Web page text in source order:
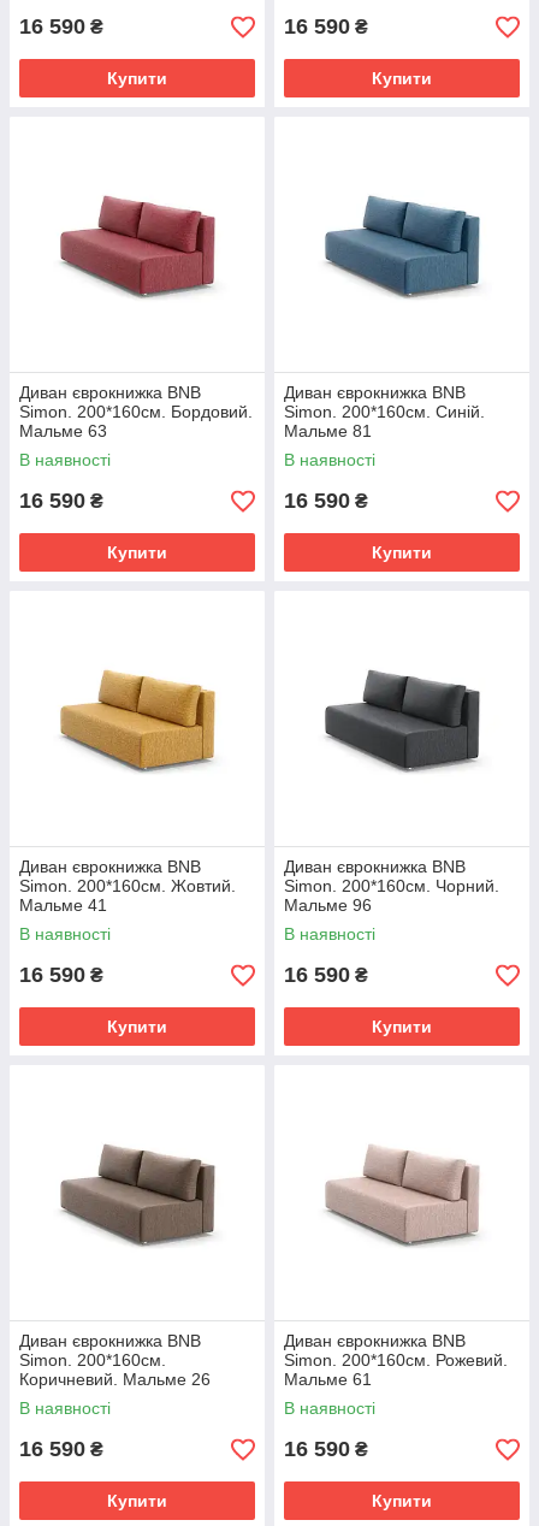
16 590 ₴
Купити
16 590 ₴
Купити
Диван єврокнижка BNB
Simon. 200*160см. Бордовий.
Мальме 63
В наявності
16 590 ₴
Купити
Диван єврокнижка BNB
Simon. 200*160см. Синій.
Мальме 81
В наявності
16 590 ₴
Купити
Диван єврокнижка BNB
Simon. 200*160см. Жовтий.
Мальме 41
В наявності
16 590 ₴
Купити
Диван єврокнижка BNB
Simon. 200*160см. Чорний.
Мальме 96
В наявності
16 590 ₴
Купити
Диван єврокнижка BNB
Simon. 200*160см.
Коричневий. Мальме 26
В наявності
16 590 ₴
Купити
Диван єврокнижка BNB
Simon. 200*160см. Рожевий.
Мальме 61
В наявності
16 590 ₴
Купити